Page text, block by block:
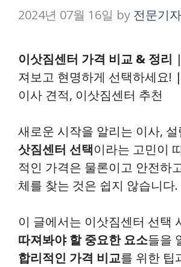
2024년 07월 16일 by 전문기자
이삿짐센터 가격 비교 & 정리
져보고 현명하게 선택하세요!
이사 견적, 이삿짐센터 추천
새로운 시작을 알리는 이사, 설
삿짐센터 선택이라는 고민이
적인 가격은 물론이고 안전하
체를 찾는 것은 쉽지 않습니다.
이 글에서는 이삿짐센터 선택
따져봐야 할 중요한 요소들을
합리적인 가격 비교를 위한 팁